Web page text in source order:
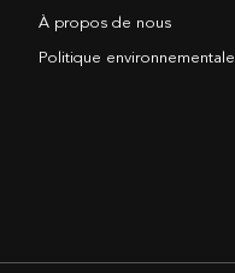
À propos de nous
Politique environnementale